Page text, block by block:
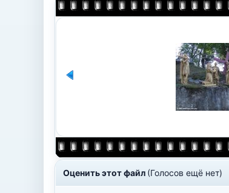
Оценить этот файл (Голосов ещё нет)